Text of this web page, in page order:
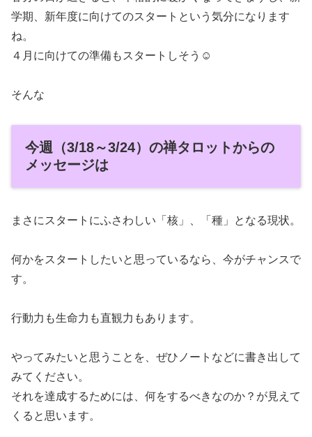
学期、新年度に向けてのスタートという気分になります
ね。
４月に向けての準備もスタートしそう☺
そんな
今週（3/18～3/24）の禅タロットからの
メッセージは
まさにスタートにふさわしい「核」、「種」となる現状。
何かをスタートしたいと思っているなら、今がチャンスで
す。
行動力も生命力も直観力もあります。
やってみたいと思うことを、ぜひノートなどに書き出して
みてください。
それを達成するためには、何をするべきなのか？が見えて
くると思います。